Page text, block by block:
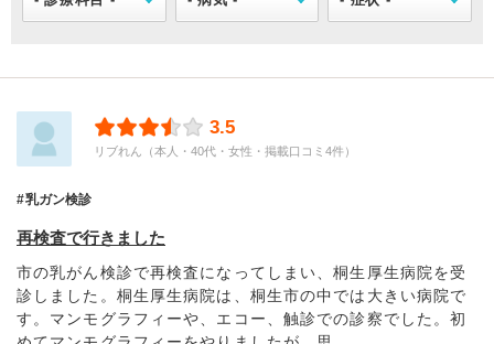
3.5
リブれん（本人・40代・女性・掲載口コミ4件）
乳ガン検診
再検査で行きました
市の乳がん検診で再検査になってしまい、桐生厚生病院を受
診しました。桐生厚生病院は、桐生市の中では大きい病院で
す。マンモグラフィーや、エコー、触診での診察でした。初